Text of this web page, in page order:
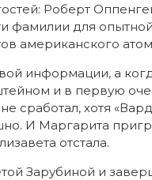
Роберт
фамилии для
американского
информации, а
и в первую
сработал, хотя
И Маргарита
отстала.
Зарубиной и